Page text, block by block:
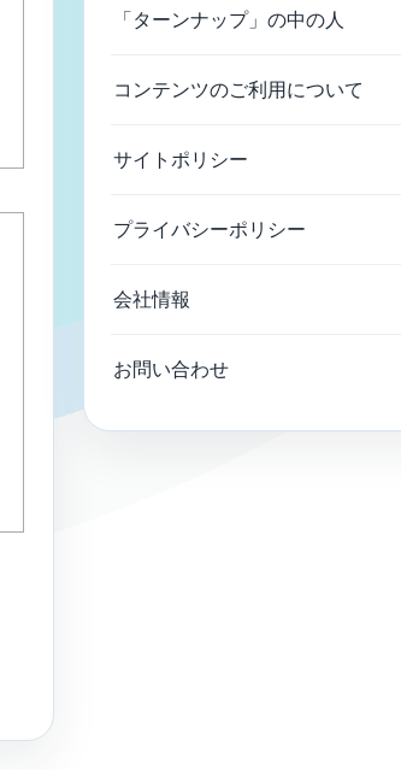
「ターンナップ」の中の人
コンテンツのご利用について
サイトポリシー
プライバシーポリシー
会社情報
お問い合わせ